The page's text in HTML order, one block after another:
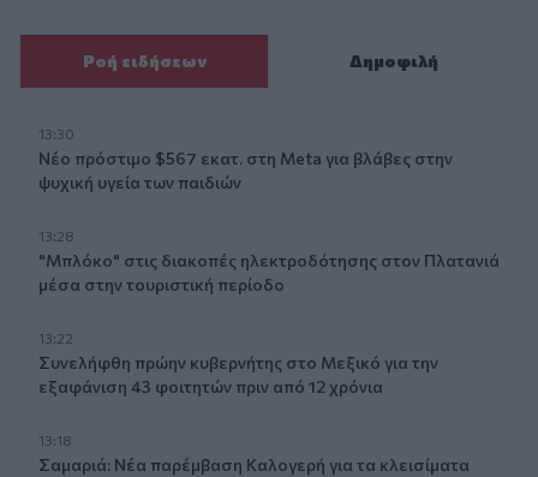
Ροή ειδήσεων Δημοφιλή
13:30
Νέο πρόστιμο $567 εκατ. στη Meta για βλάβες στην
ψυχική υγεία των παιδιών
13:28
"Μπλόκο" στις διακοπές ηλεκτροδότησης στον Πλατανιά
μέσα στην τουριστική περίοδο
13:22
Συνελήφθη πρώην κυβερνήτης στο Μεξικό για την
εξαφάνιση 43 φοιτητών πριν από 12 χρόνια
13:18
Σαμαριά: Νέα παρέμβαση Καλογερή για τα κλεισίματα